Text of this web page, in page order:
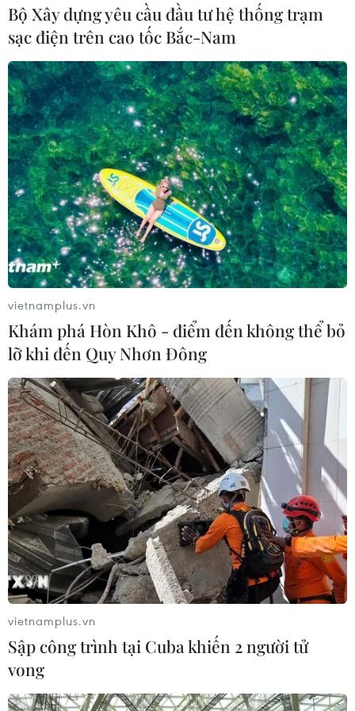
Bộ Xây dựng yêu cầu đầu tư hệ thống trạm
sạc điện trên cao tốc Bắc-Nam
vietnamplus.vn
Khám phá Hòn Khô - điểm đến không thể bỏ
lỡ khi đến Quy Nhơn Đông
vietnamplus.vn
Sập công trình tại Cuba khiến 2 người tử
vong